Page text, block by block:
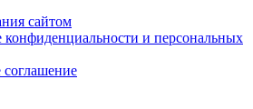
сайтом
конфиденциальности и персональных
соглашение